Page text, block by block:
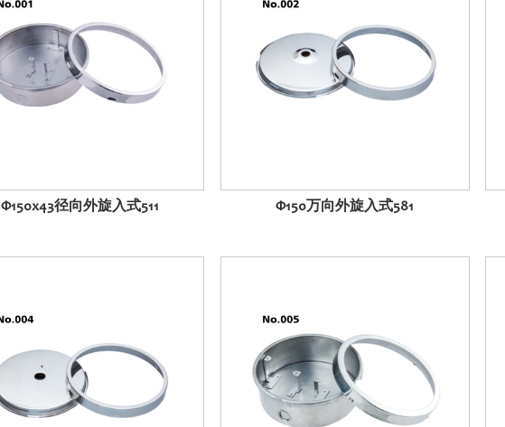
Φ150x43径向外旋入式511 Φ150万向外旋入式581